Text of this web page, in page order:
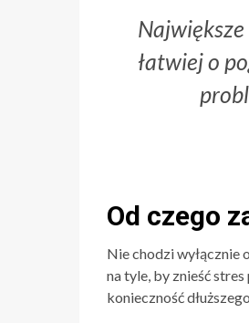
łatwiej o
Od czego
Nie chodzi wyłącznie
na tyle, by znieść
konieczność